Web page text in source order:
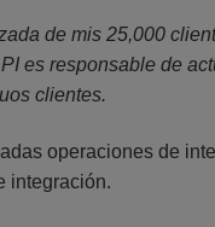
de mis 25,000
es responsable de
clientes.
operaciones de
integración.